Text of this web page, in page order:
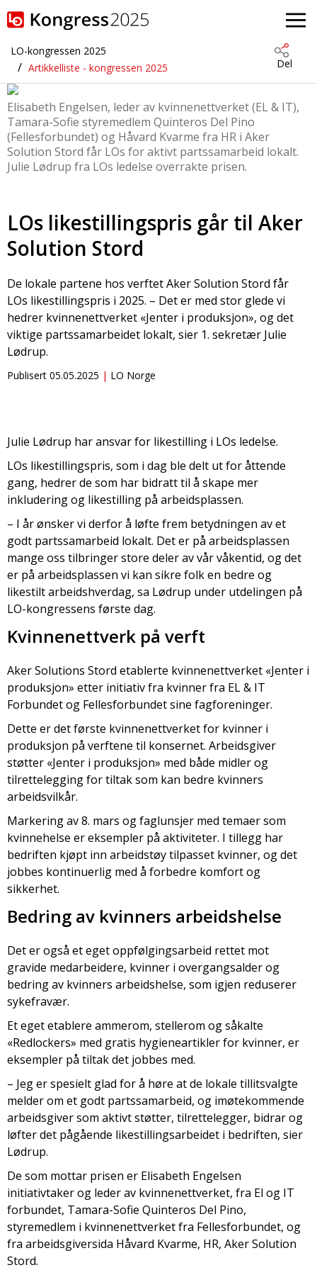
Gå til hovedinnhold
LO-kongressen 2025
Artikkelliste - kongressen 2025
Del
Elisabeth Engelsen, leder av kvinnenettverket (EL & IT),
Tamara-Sofie styremedlem Quinteros Del Pino
(Fellesforbundet) og Håvard Kvarme fra HR i Aker
Solution Stord får LOs for aktivt partssamarbeid lokalt.
Julie Lødrup fra LOs ledelse overrakte prisen.
LOs likestillingspris går til Aker
Solution Stord
De lokale partene hos verftet Aker Solution Stord får
LOs likestillingspris i 2025. – Det er med stor glede vi
hedrer kvinnenettverket «Jenter i produksjon», og det
viktige partssamarbeidet lokalt, sier 1. sekretær Julie
Lødrup.
Publisert 05.05.2025 LO Norge
Julie Lødrup har ansvar for likestilling i LOs ledelse.
LOs likestillingspris, som i dag ble delt ut for åttende
gang, hedrer de som har bidratt til å skape mer
inkludering og likestilling på arbeidsplassen.
– I år ønsker vi derfor å løfte frem betydningen av et
godt partssamarbeid lokalt. Det er på arbeidsplassen
mange oss tilbringer store deler av vår våkentid, og det
er på arbeidsplassen vi kan sikre folk en bedre og
likestilt arbeidshverdag, sa Lødrup under utdelingen på
LO-kongressens første dag.
Kvinnenettverk på verft
Aker Solutions Stord etablerte kvinnenettverket «Jenter i
produksjon» etter initiativ fra kvinner fra EL & IT
Forbundet og Fellesforbundet sine fagforeninger.
Dette er det første kvinnenettverket for kvinner i
produksjon på verftene til konsernet. Arbeidsgiver
støtter «Jenter i produksjon» med både midler og
tilrettelegging for tiltak som kan bedre kvinners
arbeidsvilkår.
Markering av 8. mars og faglunsjer med temaer som
kvinnehelse er eksempler på aktiviteter. I tillegg har
bedriften kjøpt inn arbeidstøy tilpasset kvinner, og det
jobbes kontinuerlig med å forbedre komfort og
sikkerhet.
Bedring av kvinners arbeidshelse
Det er også et eget oppfølgingsarbeid rettet mot
gravide medarbeidere, kvinner i overgangsalder og
bedring av kvinners arbeidshelse, som igjen reduserer
sykefravær.
Et eget etablere ammerom, stellerom og såkalte
«Redlockers» med gratis hygieneartikler for kvinner, er
eksempler på tiltak det jobbes med.
– Jeg er spesielt glad for å høre at de lokale tillitsvalgte
melder om et godt partssamarbeid, og imøtekommende
arbeidsgiver som aktivt støtter, tilrettelegger, bidrar og
løfter det pågående likestillingsarbeidet i bedriften, sier
Lødrup.
De som mottar prisen er Elisabeth Engelsen
initiativtaker og leder av kvinnenettverket, fra El og IT
forbundet, Tamara-Sofie Quinteros Del Pino,
styremedlem i kvinnenettverket fra Fellesforbundet, og
fra arbeidsgiversida Håvard Kvarme, HR, Aker Solution
Stord.